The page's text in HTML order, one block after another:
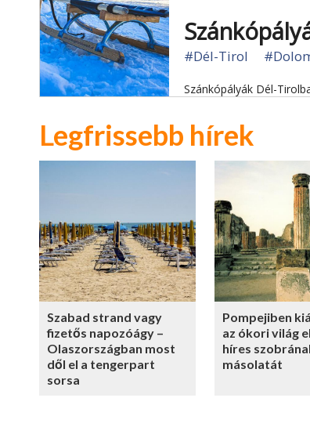
#Dél-Tirol
Szánkópályák Dél-
Legfrissebb hírek
Szabad strand vagy
fizetős napozóágy –
Olaszországban most
dől el a tengerpart
sorsa
Pompejiben
az ókori világ
híres
másolatát